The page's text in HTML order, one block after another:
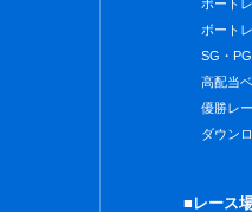
ボート
ボート
SG・
高配当
優勝レ
ダウン
■レース